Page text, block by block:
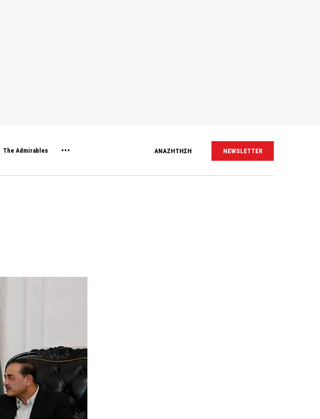
The Admirables ΑΝΑΖΗΤΗΣΗ NEWSLETTER